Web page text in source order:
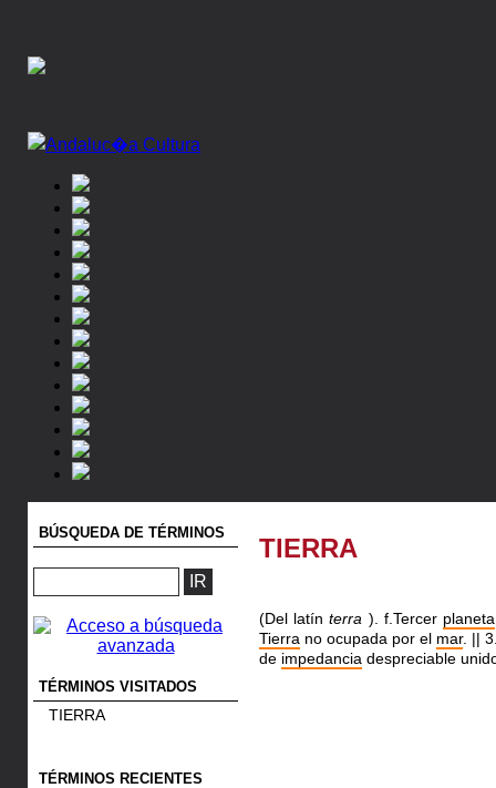
BÚSQUEDA DE TÉRMINOS
TÉRMINOS VISITADOS
TIERRA
TÉRMINOS RECIENTES
TIERRA
(Del latínterra ). f.Tercer planeta
Tierra no ocupada por el mar. ||
de impedancia despreciable